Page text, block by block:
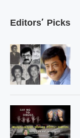
Editors’ Picks